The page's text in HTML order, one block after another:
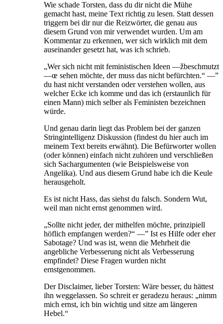
Wie schade Torsten, dass du dir nicht die Mühe
gemacht hast, meine Text richtig zu lesen. Statt dessen
triggern bei dir nur die Reizwörter, die genau aus
diesem Grund von mir verwendet wurden. Um am
Kommentar zu erkennen, wer sich wirklich mit dem
auseinander gesetzt hat, was ich schrieb.
„Wer sich nicht mit feministischen Ideen —žbeschmutzt
—œ sehen möchte, der muss das nicht befürchten.“ —”
du hast nicht verstanden oder verstehen wollen, aus
welcher Ecke ich komme und das ich (erstaunlich für
einen Mann) mich selber als Feministen bezeichnen
würde.
Und genau darin liegt das Problem bei der ganzen
Stringintelligenz Diskussion (findest du hier auch im
meinem Text bereits erwähnt). Die Befürworter wollen
(oder können) einfach nicht zuhören und verschließen
sich Sachargumenten (wie Beispielsweise von
Angelika). Und aus diesem Grund habe ich die Keule
herausgeholt.
Es ist nicht Hass, das siehst du falsch. Sondern Wut,
weil man nicht ernst genommen wird.
„Sollte nicht jeder, der mithelfen möchte, prinzipiell
höflich empfangen werden?“ —” Ist es Hilfe oder eher
Sabotage? Und was ist, wenn die Mehrheit die
angebliche Verbesserung nicht als Verbesserung
empfindet? Diese Fragen wurden nicht
ernstgenommen.
Der Disclaimer, lieber Torsten: Wäre besser, du hättest
ihn weggelassen. So schreit er geradezu heraus: „nimm
mich ernst, ich bin wichtig und sitze am längeren
Hebel.“